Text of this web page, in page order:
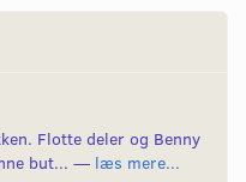
Flotte deler og Benny
but... — læs mere...